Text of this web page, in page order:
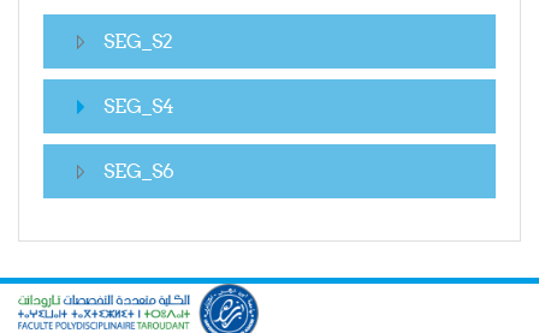
SEG_S2
SEG_S4
SEG_S6